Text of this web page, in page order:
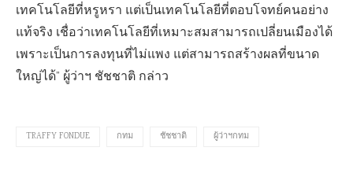
เทคโนโลยีที่หรูหรา แต่เป็นเทคโนโลยีที่ตอบโจทย์คนอย่าง
แท้จริง เชื่อว่าเทคโนโลยีที่เหมาะสมสามารถเปลี่ยนเมืองได้
เพราะเป็นการลงทุนที่ไม่แพง แต่สามารถสร้างผลที่ขนาด
ใหญ่ได้” ผู้ว่าฯ ชัชชาติ กล่าว
TRAFFY FONDUE กทม ชัชชาติ ผู้ว่าฯกทม